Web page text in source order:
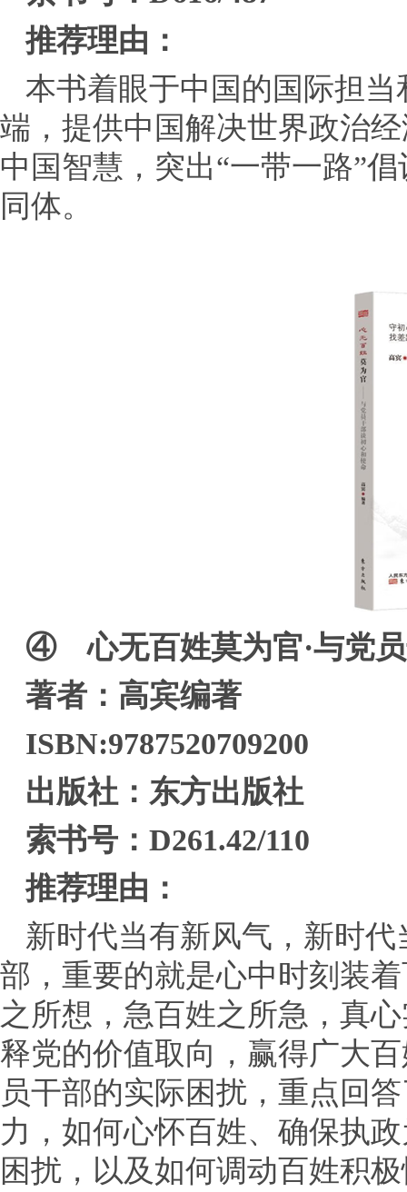
推荐理由：
本书着眼于中国的国际担
端，提供中国解决世界政治
中国智慧，突出“一带一路”
同体。
④ 心无百姓莫为官·与党员
著者：高宾编著
ISBN:9787520709200
出版社：东方出版社
索书号：D261.42/110
推荐理由：
新时代当有新风气，新时
部，重要的就是心中时刻装
之所想，急百姓之所急，真
释党的价值取向，赢得广大
员干部的实际困扰，重点回
力，如何心怀百姓、确保执
困扰，以及如何调动百姓积